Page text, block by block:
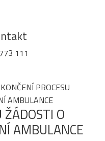
111
PROCESU
AMBULANCE
ŽÁDOSTI O
AMBULANCE